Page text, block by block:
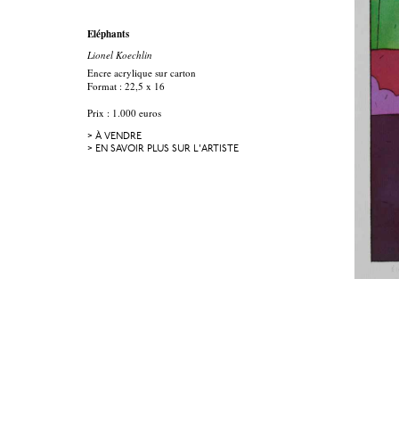
Eléphants
Lionel Koechlin
Encre acrylique sur carton
Format : 22,5 x 16
Prix : 1.000 euros
> À VENDRE
> EN SAVOIR PLUS SUR L'ARTISTE